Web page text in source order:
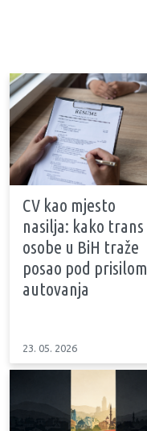
CV kao mjesto
nasilja: kako trans
osobe u BiH traže
posao pod prisilom
autovanja
23. 05. 2026